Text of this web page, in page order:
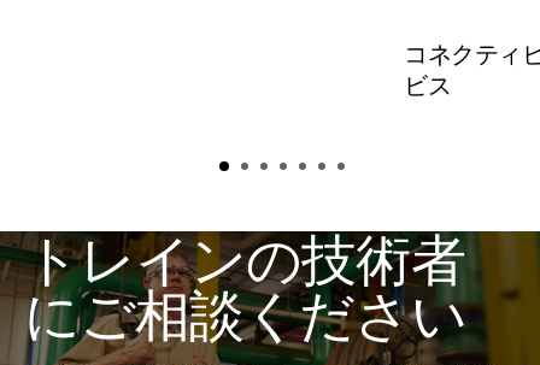
コネクティ
ビス
トレインの技術者
にご相談ください